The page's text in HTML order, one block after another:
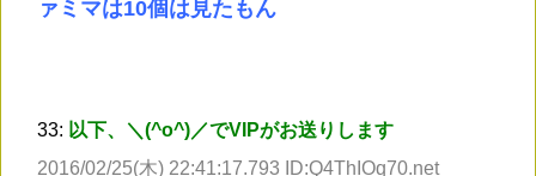
ァミマは10個は見たもん
33: 以下、＼(^o^)／でVIPがお送りします
2016/02/25(木) 22:41:17.793 ID:Q4ThIOq70.net